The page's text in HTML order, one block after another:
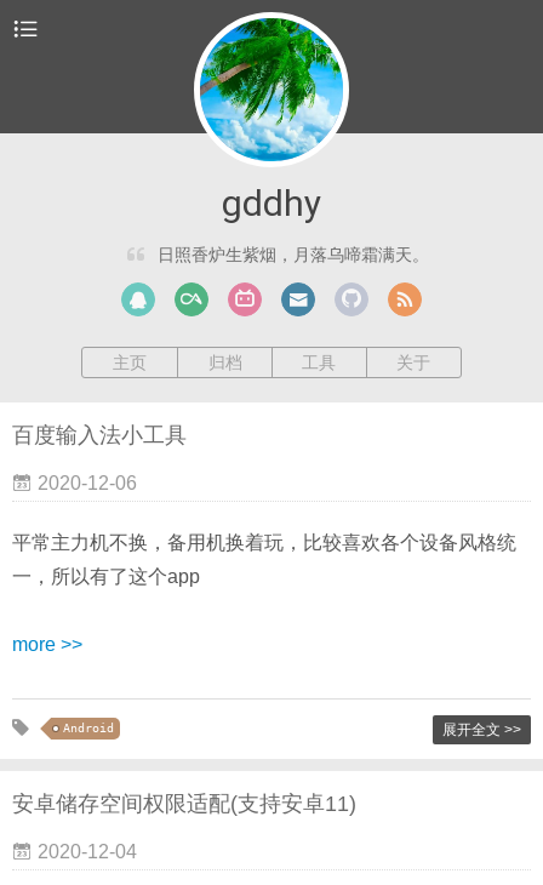
gddhy
日照香炉生紫烟，月落乌啼霜满天。
主页 归档 工具 关于
百度输入法小工具
2020-12-06
平常主力机不换，备用机换着玩，比较喜欢各个设备风格统
一，所以有了这个app
more >>
Android 展开全文 >>
安卓储存空间权限适配(支持安卓11)
2020-12-04